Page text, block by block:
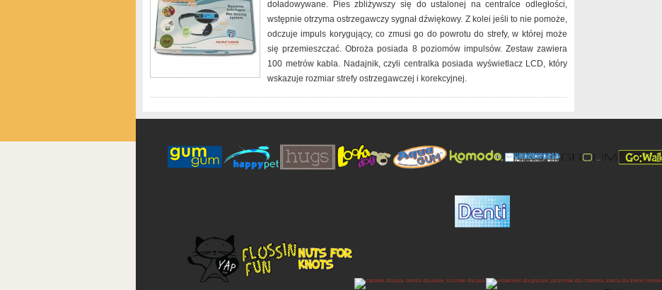
doładowywane. Pies zbliżywszy się do ustalonej na centralce odległości,
wstępnie otrzyma ostrzegawczy sygnał dźwiękowy. Z kolei jeśli to nie pomoże,
odczuje impuls korygujący, co zmusi go do powrotu do strefy, w której może
się przemieszczać. Obroża posiada 8 poziomów impulsów. Zestaw zawiera
100 metrów kabla. Nadajnik, czyli centralka posiada wyświetlacz LCD, który
wskazuje rozmiar strefy ostrzegawczej i korekcyjnej.